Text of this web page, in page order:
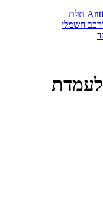
בקר ניהול עומסים 3P לעמדת